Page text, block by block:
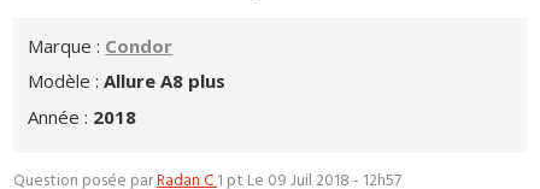
Marque : Condor
Modèle :Allure A8 plus
Année : 2018
Question posée parRadan C1 pt Le 09 Juil 2018 - 12h57